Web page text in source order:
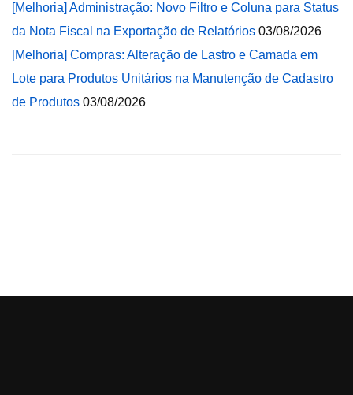
[Melhoria] Administração: Novo Filtro e Coluna para Status
da Nota Fiscal na Exportação de Relatórios 03/08/2026
[Melhoria] Compras: Alteração de Lastro e Camada em
Lote para Produtos Unitários na Manutenção de Cadastro
de Produtos 03/08/2026